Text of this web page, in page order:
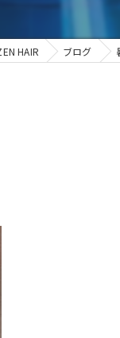
HAIR ブログ